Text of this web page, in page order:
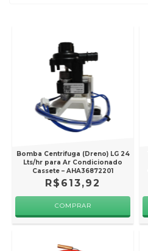
Bomba Centrifuga (Dreno) LG 24
Lts/hr para Ar Condicionado
Cassete – AHA36872201
R$613,92